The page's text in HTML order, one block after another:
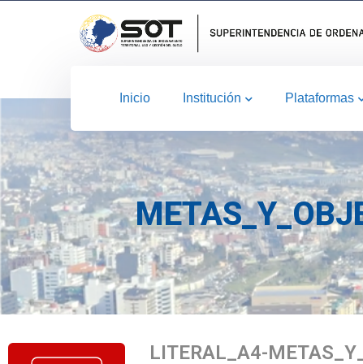
Inicio Institución Plataformas
LITERAL_A4-